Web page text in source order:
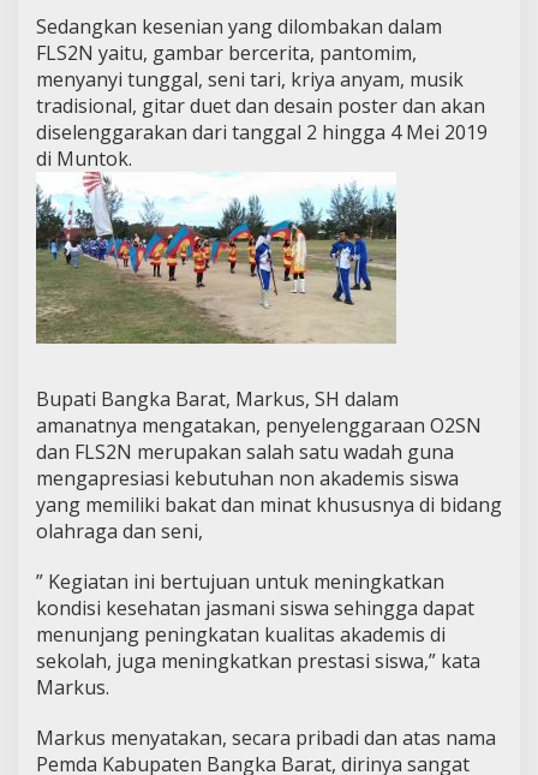
Sedangkan kesenian yang dilombakan dalam
FLS2N yaitu, gambar bercerita, pantomim,
menyanyi tunggal, seni tari, kriya anyam, musik
tradisional, gitar duet dan desain poster dan akan
diselenggarakan dari tanggal 2 hingga 4 Mei 2019
di Muntok.
Bupati Bangka Barat, Markus, SH dalam
amanatnya mengatakan, penyelenggaraan O2SN
dan FLS2N merupakan salah satu wadah guna
mengapresiasi kebutuhan non akademis siswa
yang memiliki bakat dan minat khususnya di bidang
olahraga dan seni,
” Kegiatan ini bertujuan untuk meningkatkan
kondisi kesehatan jasmani siswa sehingga dapat
menunjang peningkatan kualitas akademis di
sekolah, juga meningkatkan prestasi siswa,” kata
Markus.
Markus menyatakan, secara pribadi dan atas nama
Pemda Kabupaten Bangka Barat, dirinya sangat